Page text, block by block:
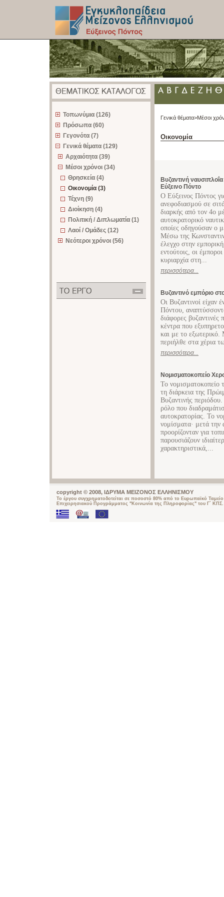
Τοπωνύμια (126)
Πρόσωπα (60)
Γεγονότα (7)
Γενικά θέματα (129)
Αρχαιότητα (39)
Μέσοι χρόνοι (34)
Θρησκεία (4)
Οικονομία (3)
Τέχνη (9)
Διοίκηση (4)
Πολιτική / Διπλωματία (1)
Λαοί / Ομάδες (12)
Νεότεροι χρόνοι (56)
Γενικά θέματα>Μέσοι
Οικονομία
Βυζαντινή
Εύξεινο Πόντο
Ο Εύξεινος Πόντος
ανεφοδιασμού σε
διαρκής από τον 4ο
αυτοκρατορικό
οποίες οδηγούσαν ο
Μέσω της
έλεγχο στην
εντούτοις, οι
κυριαρχία στη...
περισσότερα...
Βυζαντινό εμπόριο
Οι Βυζαντινοί είχαν
Πόντου,
διάφορες
κέντρα που
και με το
περιήλθε στα χέρια
περισσότερα...
Νομισματοκοπείο
Το νομισματοκοπείο
τη διάρκεια της
Βυζαντινής
ρόλο που
αυτοκρατορίας. Το
νομίσματα· μετά την
προορίζονταν για
παρουσιάζουν
χαρακτηριστικά,...
copyright © 2008, ΙΔΡΥΜΑ ΜΕΙΖΟΝΟΣ ΕΛΛΗΝΙΣΜΟΥ
Το έργου συγχρηματοδοτείται σε ποσοστό 80% από το Ευρωπαϊκό
Επιχειρησιακού Προγράμματος "Κοινωνία της Πληροφορίας" του Γ΄ ΚΠΣ.